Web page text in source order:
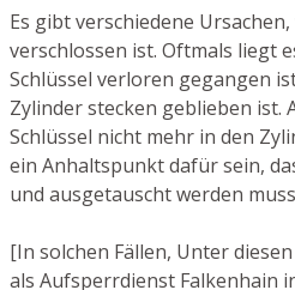
Es gibt verschiedene
verschlossen ist. Oftmals liegt
Schlüssel verloren gegangen
Zylinder stecken geblieben ist.
Schlüssel nicht mehr in den
ein Anhaltspunkt dafür sein,
und ausgetauscht werden
[In solchen Fällen, Unter
als Aufsperrdienst Falkenhain